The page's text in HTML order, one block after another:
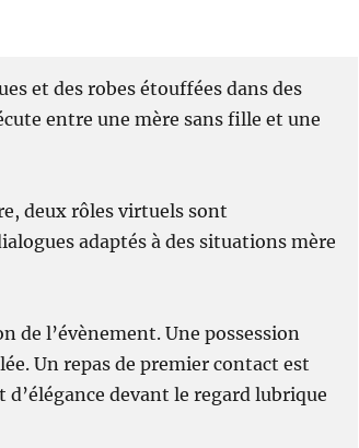
et des robes étouffées dans des
entre une mère sans fille et une
deux rôles virtuels sont
adaptés à des situations mère
de l’évènement. Une possession
Un repas de premier contact est
devant le regard lubrique